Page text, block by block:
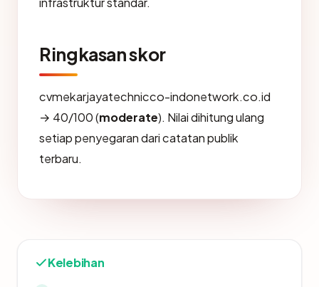
Ringkasan skor
cvmekarjayatechnicco-indonetwork.co.id
→ 40/100 (moderate). Nilai dihitung ulang
setiap penyegaran dari catatan publik
terbaru.
Kelebihan